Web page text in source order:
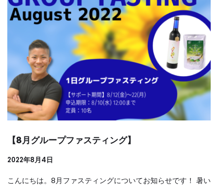
【8月グループファスティング】
2022年8月4日
こんにちは。8月ファスティングについてお知らせです！ 暑い